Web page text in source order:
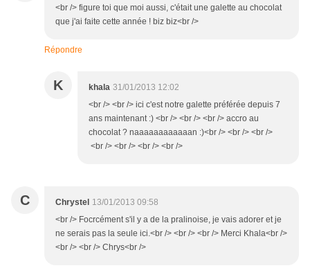
<br /> figure toi que moi aussi, c'était une galette au chocolat
que j'ai faite cette année ! biz biz<br />
Répondre
K khala 31/01/2013 12:02
<br /> <br /> ici c'est notre galette préférée depuis 7
ans maintenant :) <br /> <br /> <br /> accro au
chocolat ? naaaaaaaaaaaan :)<br /> <br /> <br />
<br /> <br /> <br /> <br />
C Chrystel 13/01/2013 09:58
<br /> Focrcément s'il y a de la pralinoise, je vais adorer et je
ne serais pas la seule ici.<br /> <br /> <br /> Merci Khala<br />
<br /> <br /> Chrys<br />